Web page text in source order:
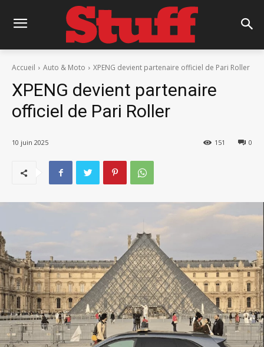
Accueil Auto & Moto XPENG devient partenaire officiel de Pari Roller
XPENG devient partenaire
officiel de Pari Roller
10 juin 2025 0
151